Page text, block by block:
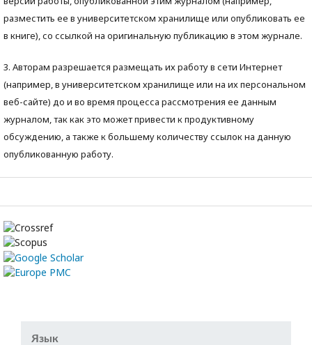
разместить ее в университетском хранилище или опубликовать ее
в книге), со ссылкой на оригинальную публикацию в этом журнале.
3. Авторам разрешается размещать их работу в сети Интернет
(например, в университетском хранилище или на их персональном
веб-сайте) до и во время процесса рассмотрения ее данным
журналом, так как это может привести к продуктивному
обсуждению, а также к большему количеству ссылок на данную
опубликованную работу.
Язык